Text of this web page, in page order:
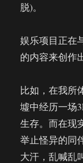
脱)。
娱乐项目正在
的内容来创作
比如，在我所
墟中经历一场
生存。而在现
举止怪异的同
大汗，乱喊乱